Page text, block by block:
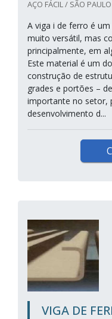
AÇO FÁCIL / SÃO
A viga i de ferro é
muito versátil, mas
principalmente, em
Este material é um
construção de
grades e portões –
importante no setor,
desenvolvimento d...
VIGA DE